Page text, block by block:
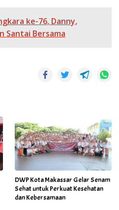
ke-76, Danny,
Santai Bersama
DWP Kota Makassar Gelar Senam
Sehat untuk Perkuat Kesehatan
dan Kebersamaan